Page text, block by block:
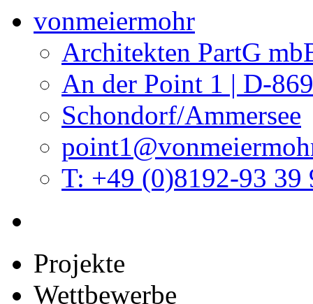
vonmeiermohr
Architekten PartG
An der Point 1 | D-
Schondorf/Ammersee
T: +49 (0)8192-93 39
Projekte
Wettbewerbe